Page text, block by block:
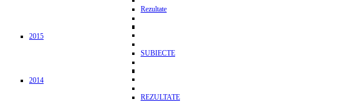
Rezultate
2015
SUBIECTE
2014
REZULTATE